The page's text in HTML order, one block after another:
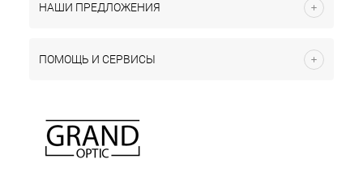
НАШИ ПРЕДЛОЖЕНИЯ
ПОМОЩЬ И СЕРВИСЫ